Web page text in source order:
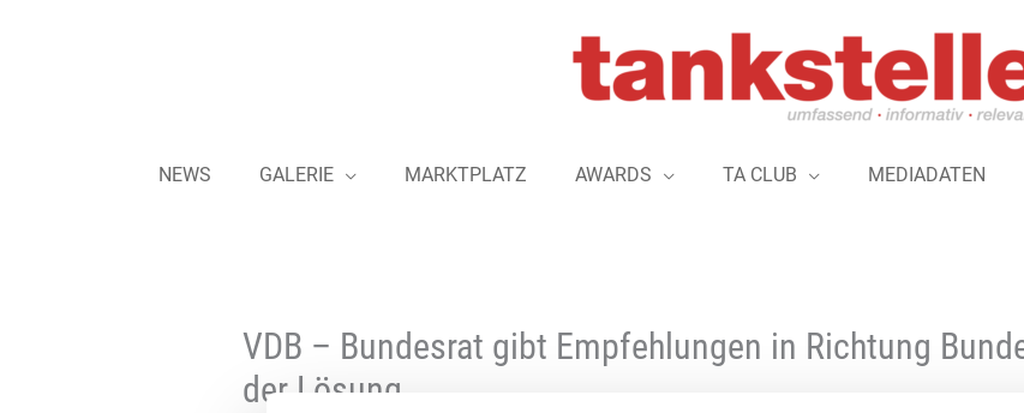
NEWS GALERIE MARKTPLATZ AWARDS TA CLUB MEDIADATEN
VDB – Bundesrat gibt Empfehlungen in Richtung
der Lösung